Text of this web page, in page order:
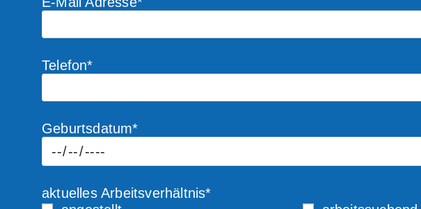
Telefon*
Geburtsdatum*
aktuelles Arbeitsverhältnis*